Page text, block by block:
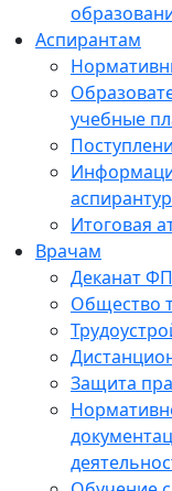
Аспирантам
учебные
Итоговая
Врачам
Деканат
Общество
Защита